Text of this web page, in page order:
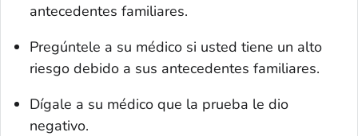
antecedentes familiares.
Pregúntele a su médico si usted tiene un alto
riesgo debido a sus antecedentes familiares.
Dígale a su médico que la prueba le dio
negativo.